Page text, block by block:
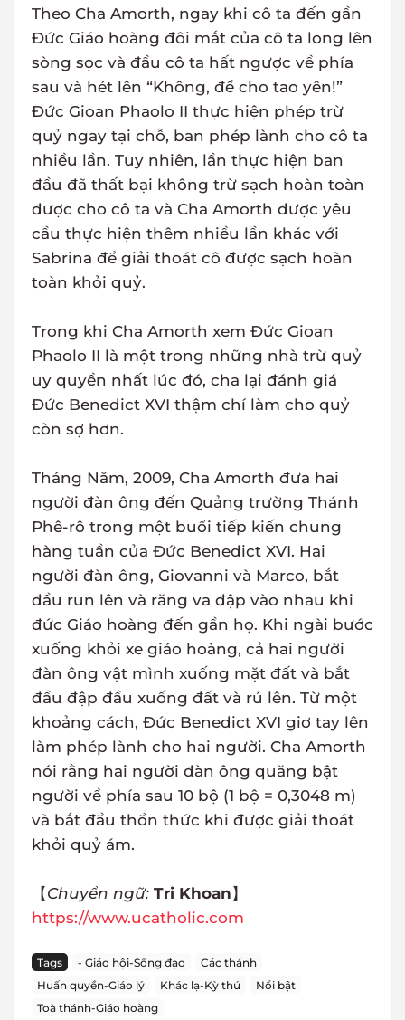
Theo Cha Amorth, ngay khi cô ta đến gần
Đức Giáo hoàng đôi mắt của cô ta long lên
sòng sọc và đầu cô ta hất ngược về phía
sau và hét lên “Không, để cho tao yên!”
Đức Gioan Phaolo II thực hiện phép trừ
quỷ ngay tại chỗ, ban phép lành cho cô ta
nhiều lần. Tuy nhiên, lần thực hiện ban
đầu đã thất bại không trừ sạch hoàn toàn
được cho cô ta và Cha Amorth được yêu
cầu thực hiện thêm nhiều lần khác với
Sabrina để giải thoát cô được sạch hoàn
toàn khỏi quỷ.
Trong khi Cha Amorth xem Đức Gioan
Phaolo II là một trong những nhà trừ quỷ
uy quyền nhất lúc đó, cha lại đánh giá
Đức Benedict XVI thậm chí làm cho quỷ
còn sợ hơn.
Tháng Năm, 2009, Cha Amorth đưa hai
người đàn ông đến Quảng trường Thánh
Phê-rô trong một buổi tiếp kiến chung
hàng tuần của Đức Benedict XVI. Hai
người đàn ông, Giovanni và Marco, bắt
đầu run lên và răng va đập vào nhau khi
đức Giáo hoàng đến gần họ. Khi ngài bước
xuống khỏi xe giáo hoàng, cả hai người
đàn ông vật mình xuống mặt đất và bắt
đầu đập đầu xuống đất và rú lên. Từ một
khoảng cách, Đức Benedict XVI giơ tay lên
làm phép lành cho hai người. Cha Amorth
nói rằng hai người đàn ông quăng bật
người về phía sau 10 bộ (1 bộ = 0,3048 m)
và bắt đầu thổn thức khi được giải thoát
khỏi quỷ ám.
【 Chuyển ngữ: Tri Khoan 】
https://www.ucatholic.com
Tags - Giáo hội-Sống đạo
Các thánh
Huấn quyền-Giáo lý
Khác lạ-Kỳ thú
Nổi bật
Toà thánh-Giáo hoàng